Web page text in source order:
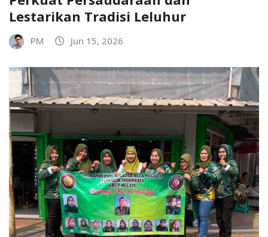
Lestarikan Tradisi Leluhur
PM Jun 15, 2026